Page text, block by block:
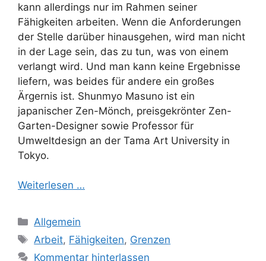
kann allerdings nur im Rahmen seiner
Fähigkeiten arbeiten. Wenn die Anforderungen
der Stelle darüber hinausgehen, wird man nicht
in der Lage sein, das zu tun, was von einem
verlangt wird. Und man kann keine Ergebnisse
liefern, was beides für andere ein großes
Ärgernis ist. Shunmyo Masuno ist ein
japanischer Zen-Mönch, preisgekrönter Zen-
Garten-Designer sowie Professor für
Umweltdesign an der Tama Art University in
Tokyo.
Weiterlesen …
Kategorien
Allgemein
Schlagwörter
Arbeit, Fähigkeiten, Grenzen
Kommentar hinterlassen